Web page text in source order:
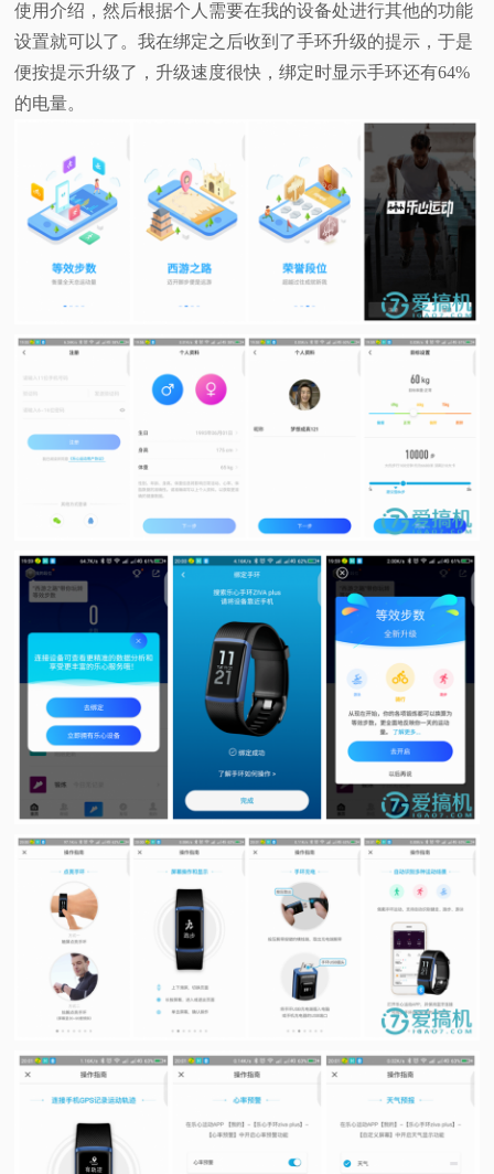
使用介绍，然后根据个人需要在我的设备处进行其他的功能
设置就可以了。我在绑定之后收到了手环升级的提示，于是
便按提示升级了，升级速度很快，绑定时显示手环还有64%
的电量。